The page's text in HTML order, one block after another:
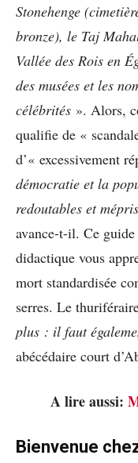
Stonehenge
bronze), le Taj
Vallée des Rois en
des musées et les
célébrités ». Alors,
qualifie de «
d’« excessivement
démocratie et la
redoutables et
avance-t-il. Ce
didactique vous
mort standardisée
serres. Le
plus : il faut
abécédaire court
A lire aussi:
Bienvenue